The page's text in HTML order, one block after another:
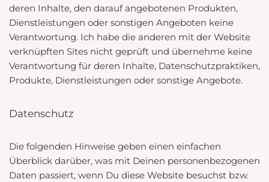
deren Inhalte, den darauf angebotenen Produkten,
Dienstleistungen oder sonstigen Angeboten keine
Verantwortung. Ich habe die anderen mit der Website
verknüpften Sites nicht geprüft und übernehme keine
Verantwortung für deren Inhalte, Datenschutzpraktiken,
Produkte, Dienstleistungen oder sonstige Angebote.
Datenschutz
Die folgenden Hinweise geben einen einfachen
Überblick darüber, was mit Deinen personenbezogenen
Daten passiert, wenn Du diese Website besuchst bzw.